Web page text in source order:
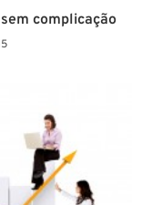
complicação